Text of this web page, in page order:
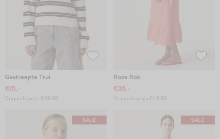
Gestreepte Trui
€15.-
Originele prijs: €49.99
Roze Rok
€35.-
Originele prijs: €49.99